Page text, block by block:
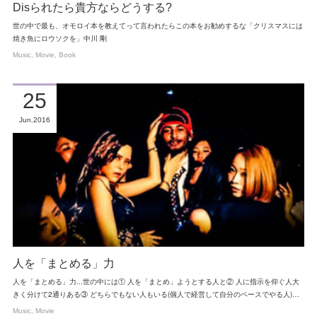
Disられたら貴方ならどうする?
世の中で最も、オモロイ本を教えてって言われたらこの本をお勧めするな「クリスマスには
焼き魚にロウソクを」中川 剛
Music Movie Book
人を「まとめる」力
人を「まとめる」力...世の中には① 人を「まとめ」ようとする人と② 人に指示を仰ぐ人大
きく分けて2通りある③ どちらでもない人もいる(個人で経営して自分のペースでやる人)…
25
Jun 2016
Music Movie